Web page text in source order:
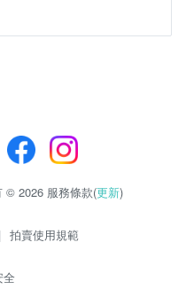
© 2026 服務條款(更新)
拍賣使用規範
全